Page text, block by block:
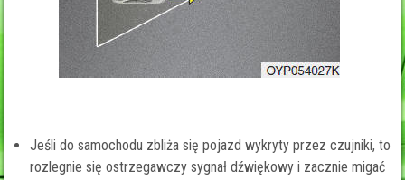
Jeśli do samochodu zbliża się pojazd wykryty przez czujniki, to
rozlegnie się ostrzegawczy sygnał dźwiękowy i zacznie migać